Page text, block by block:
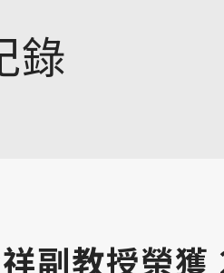
錄
副教授榮